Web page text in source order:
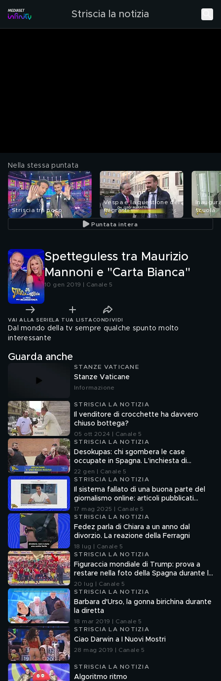
Striscia la notizia
Nella stessa puntata
Striscia tra poco
Vespa e la questione dei
migranti
scuola
Puntata intera
Spetteguless tra Maurizio
Mannoni e "Carta Bianca"
10 gen 2019 | Canale 5
VAI ALLA SERIE LA TUA LISTA CONDIVIDI
Dal mondo della tv sempre qualche spunto molto
interessante
Guarda anche
STANZE VATICANE
Stanze Vaticane
Informazione
STRISCIA LA NOTIZIA
Il venditore di crocchette ha davvero
chiuso bottega?
05 ott 2024 | Canale 5
STRISCIA LA NOTIZIA
Desokupas: chi sgombera le case
occupate in Spagna. L'inchiesta di
Francesco Mazza
22 gen | Canale 5
STRISCIA LA NOTIZIA
Il sistema fallato di una buona parte del
giornalismo online: articoli pubblicati
senza la verifica delle fonti
17 mag 2025 | Canale 5
STRISCIA LA NOTIZIA
Fedez parla di Chiara a un anno dal
divorzio. La reazione della Ferragni
18 lug | Canale 5
STRISCIA LA NOTIZIA
Figuraccia mondiale di Trump: prova a
restare nella foto della Spagna durante la
premiazione
20 lug | Canale 5
STRISCIA LA NOTIZIA
Barbara d'Urso, la gonna birichina durante
la diretta
18 mar 2019 | Canale 5
STRISCIA LA NOTIZIA
Ciao Darwin a I Nuovi Mostri
28 mag 2019 | Canale 5
STRISCIA LA NOTIZIA
Algoritmo ritmo